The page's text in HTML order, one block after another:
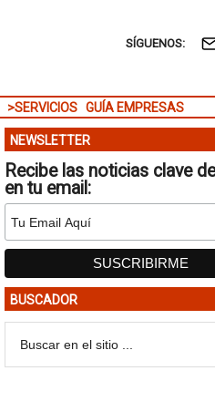
SÍGUENOS:
>SERVICIOS GUÍA EMPRESAS
NEWSLETTER
Recibe las noticias clave
en tu email:
BUSCADOR